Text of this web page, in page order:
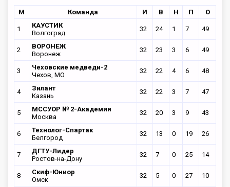
М Команда И В Н П О
1
КАУСТИК
Волгоград
32 24 1 7 49
2
ВОРОНЕЖ
Воронеж
32 23 3 6 49
3
Чеховские медведи-2
Чехов, МО
32 22 4 6 48
4
Зилант
Казань
32 22 3 7 47
5
МССУОР № 2-Академия
Москва
32 20 3 9 43
6
Технолог-Спартак
Белгород
32 13 0 19 26
7
ДГТУ-Лидер
Ростов-на-Дону
32 7 0 25 14
8
Скиф-Юниор
Омск
32 5 0 27 10